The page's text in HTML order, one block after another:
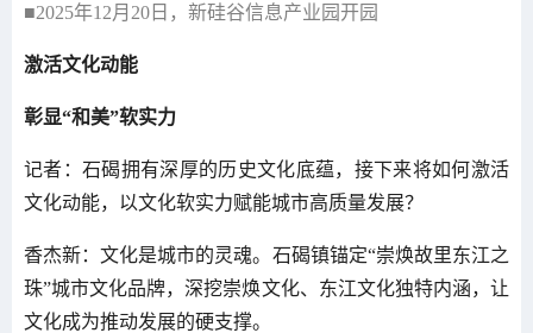
■2025年12月20日，新硅谷信息产业园开园
激活文化动能
彰显“和美”软实力
记者：石碣拥有深厚的历史文化底蕴，接下来将如何激活
文化动能，以文化软实力赋能城市高质量发展？
香杰新：文化是城市的灵魂。石碣镇锚定“崇焕故里东江之
珠”城市文化品牌，深挖崇焕文化、东江文化独特内涵，让
文化成为推动发展的硬支撑。